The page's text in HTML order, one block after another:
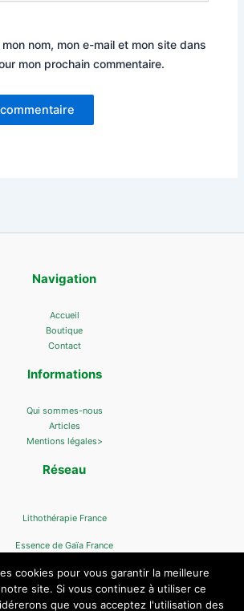
nom, mon e-mail et mon site dans
mon prochain commentaire.
Navigation
Accueil
Boutique
Contact
Informations
Qui sommes-nous
Articles
Mentions légales>
Réseau
Lithothérapie France
Essence de Gaïa France
cookies pour vous garantir la meilleure
site. Si vous continuez à utiliser ce
que vous acceptez l'utilisation des